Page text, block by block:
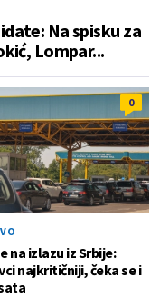
Na spisku za
Lompar...
0
na izlazu iz Srbije:
najkritičniji, čeka se i